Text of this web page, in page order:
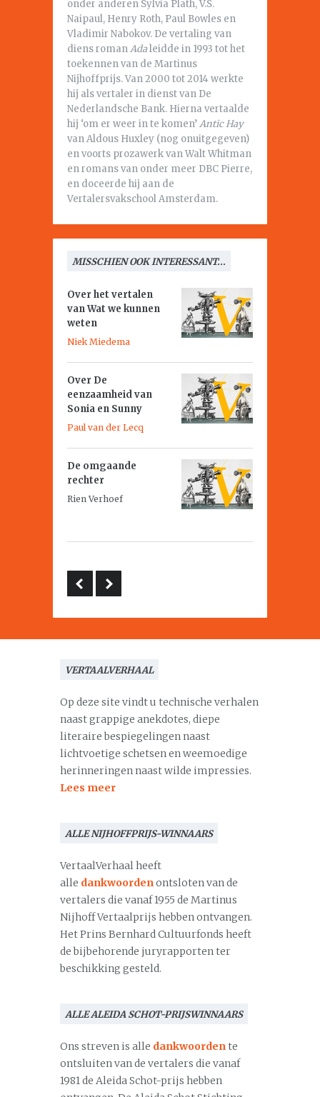
onder anderen Sylvia Plath, V.S.
Naipaul, Henry Roth, Paul Bowles en
Vladimir Nabokov. De vertaling van
diens romanAdaleidde in 1993 tot het
toekennen van de Martinus
Nijhoffprijs. Van 2000 tot 2014 werkte
hij als vertaler in dienst van De
Nederlandsche Bank. Hierna vertaalde
hij ‘om er weer in te komen’Antic Hay
van Aldous Huxley (nog onuitgegeven)
en voorts prozawerk van Walt Whitman
en romans van onder meer DBC Pierre,
en doceerde hij aan de
Vertalersvakschool Amsterdam.
MISSCHIEN OOK INTERESSANT...
Over het vertalen
vanWat we kunnen
weten
Niek Miedema
Over De
eenzaamheid van
Sonia en Sunny
Paul van der Lecq
De omgaande
rechter
Rien Verhoef
VERTAALVERHAAL
Op deze site vindt u technische verhalen
naast grappige anekdotes, diepe
literaire bespiegelingen naast
lichtvoetige schetsen en weemoedige
herinneringen naast wilde impressies.
Lees meer
ALLE NIJHOFFPRIJS-WINNAARS
VertaalVerhaal heeft
alle dankwoordenontsloten van de
vertalers die vanaf 1955 de Martinus
Nijhoff Vertaalprijs hebben ontvangen.
Het Prins Bernhard Cultuurfonds heeft
de bijbehorende juryrapporten ter
beschikking gesteld.
ALLE ALEIDA SCHOT-PRIJSWINNAARS
Ons streven is alle dankwoordente
ontsluiten van de vertalers die vanaf
1981 de Aleida Schot-prijs hebben